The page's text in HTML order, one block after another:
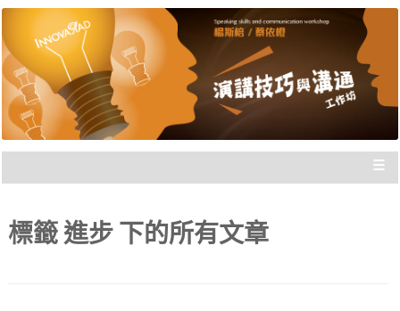
演講技巧與溝通工作坊 |
新思惟國際
楊斯棓與蔡依橙親自講授，理念型
與專業型演講的規劃重點，並有實
際上台互動機會，讓你在與群眾互
≡
標籤 進步 下的所有文章